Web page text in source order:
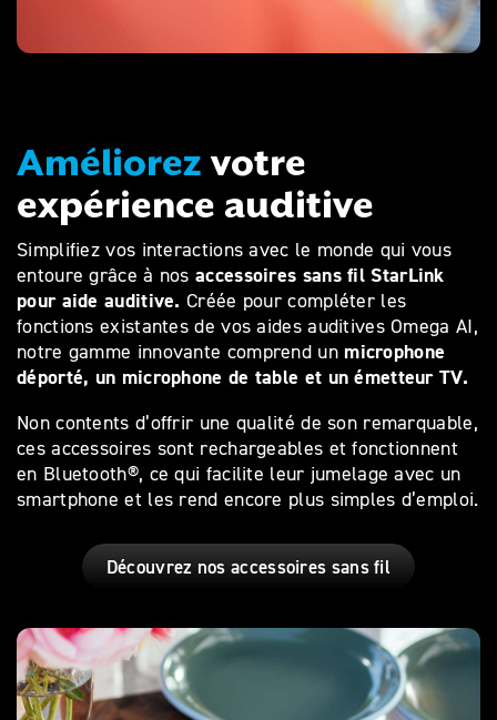
Améliorez votre
expérience auditive
Simplifiez vos interactions avec le monde qui vous
entoure grâce à nosaccessoires sans fil StarLink
pour aide auditive. Créée pour compléter les
fonctions existantes de vos aides auditives Omega AI,
notre gamme innovante comprend un microphone
déporté, un microphone de table et un émetteur TV.
Non contents d’offrir une qualité de son remarquable,
ces accessoires sont rechargeables et fonctionnent
en Bluetooth®, ce qui facilite leur jumelage avec un
smartphone et les rend encore plus simples d’emploi.
Découvrez nos accessoires sans fil